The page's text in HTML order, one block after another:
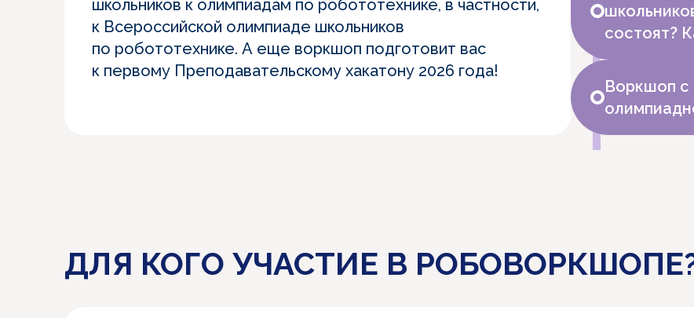
школьников к олимпиадам по робототехнике, в частности,
к Всероссийской олимпиаде школьников
по робототехнике. А еще воркшоп подготовит вас
к первому Преподавательскому хакатону 2026 года!
состоят?
Воркшоп с
ДЛЯ КОГО УЧАСТИЕ В